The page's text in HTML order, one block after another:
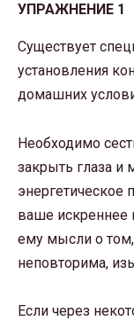
УПРАЖНЕНИЕ 1
Существует
установления
домашних
Необходимо
закрыть глаза и
ваше искреннее
ему мысли о том,
неповторима,
Если через